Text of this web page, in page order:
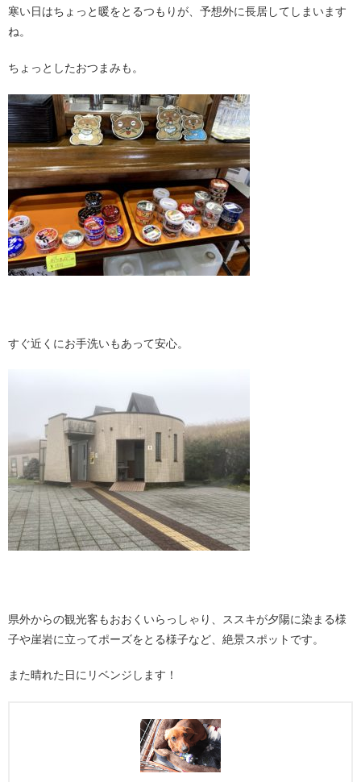
寒い日はちょっと暖をとるつもりが、予想外に長居してしまいます
ね。
ちょっとしたおつまみも。
すぐ近くにお手洗いもあって安心。
県外からの観光客もおおくいらっしゃり、ススキが夕陽に染まる様
子や崖岩に立ってポーズをとる様子など、絶景スポットです。
また晴れた日にリベンジします！